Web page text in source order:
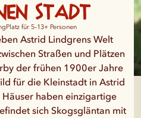
Stadt
Platz für 5–13+ Personen
Astrid Lindgrens Welt
Straßen und Plätzen
der frühen 1900er Jahre
für die Kleinstadt in Astrid
haben einzigartige
sich Skogsgläntan mit